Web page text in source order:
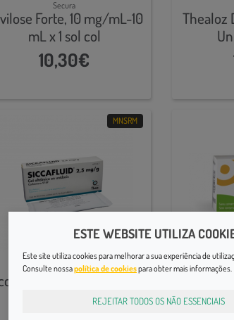
Secura
Forte, 10 mg/mL-10
mL x 1 sol col
10,30€
Thealoz
MNSRM
Secura
2,5 mg/g-0,5 g x
60 gel oft gta
ESTE WEBSITE UTILIZA
Este site utiliza cookies para melhorar a sua experiência de
Consulte nossapolítica de cookiespara obter mais informações.
REJEITAR TODOS OS NÃO ESSENCIAIS